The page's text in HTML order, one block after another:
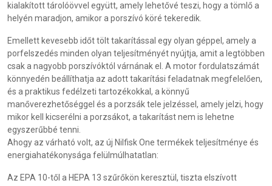
kialakított tárolóövvel együtt, amely lehetővé teszi, hogy a tömlő a
helyén maradjon, amikor a porszívó köré tekeredik.
Emellett kevesebb időt tölt takarítással egy olyan géppel, amely a
porfelszedés minden olyan teljesítményét nyújtja, amit a legtöbben
csak a nagyobb porszívóktól várnának el. A motor fordulatszámát
könnyedén beállíthatja az adott takarítási feladatnak megfelelően,
és a praktikus fedélzeti tartozékokkal, a könnyű
manőverezhetőséggel és a porzsák tele jelzéssel, amely jelzi, hogy
mikor kell kicserélni a porzsákot, a takarítást nem is lehetne
egyszerűbbé tenni.
Ahogy az várható volt, az új Nilfisk One termékek teljesítménye és
energiahatékonysága felülmúlhatatlan:
Az EPA 10-től a HEPA 13 szűrőkön keresztül, tiszta elszívott